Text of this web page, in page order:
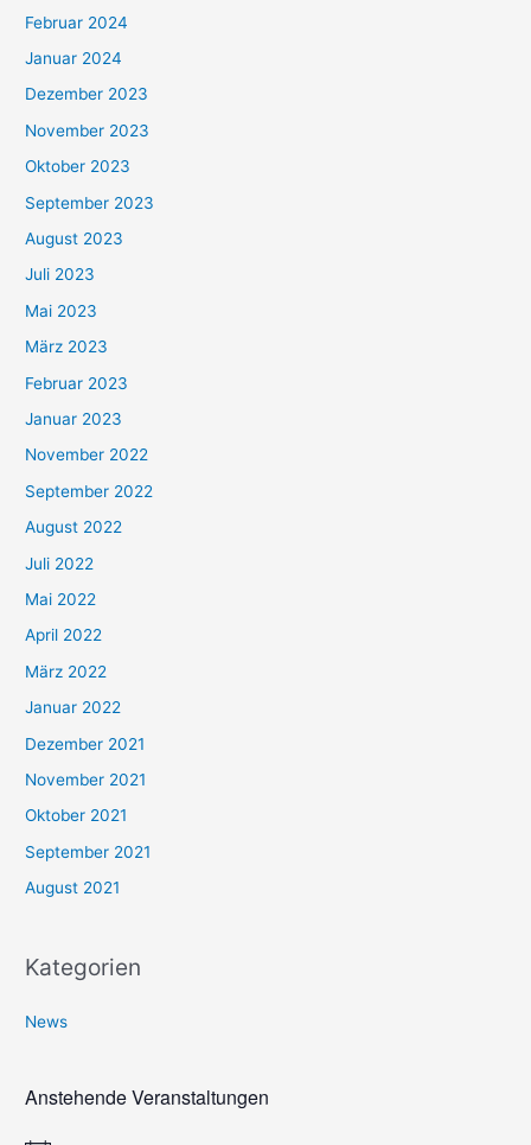
Februar 2024
Januar 2024
Dezember 2023
November 2023
Oktober 2023
September 2023
August 2023
Juli 2023
Mai 2023
März 2023
Februar 2023
Januar 2023
November 2022
September 2022
August 2022
Juli 2022
Mai 2022
April 2022
März 2022
Januar 2022
Dezember 2021
November 2021
Oktober 2021
September 2021
August 2021
Kategorien
News
Anstehende Veranstaltungen